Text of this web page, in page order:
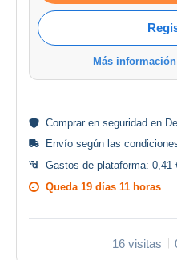
Más
Comprar en seguridad en
Envío según las
Gastos de plataforma: 0,41
Queda 19 días 11 horas
16 visitas